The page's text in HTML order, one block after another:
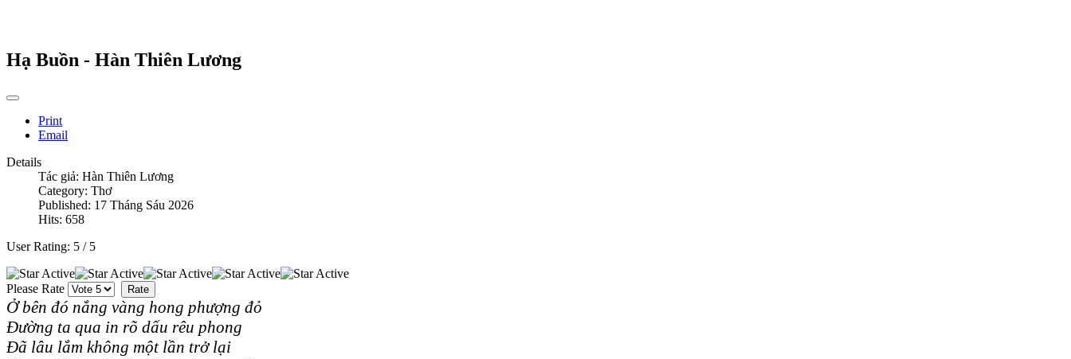
Hạ Buồn - Hàn Thiên Lương
Print
Email
Details
Tác giả: Hàn Thiên Lương
Category: Thơ
Published: 17 Tháng Sáu 2026
Hits: 658
User Rating: 5 / 5
Please Rate
Ở bên đó nắng vàng hong phượng đỏ
Ðường ta qua in rõ dấu rêu phong
Ðã lâu lắm không một lần trở lại